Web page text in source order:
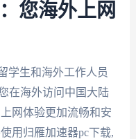
您海外上网
学生和海外工作人员
在海外访问中国大陆
网体验更加流畅和安
用归雁加速器pc下载,